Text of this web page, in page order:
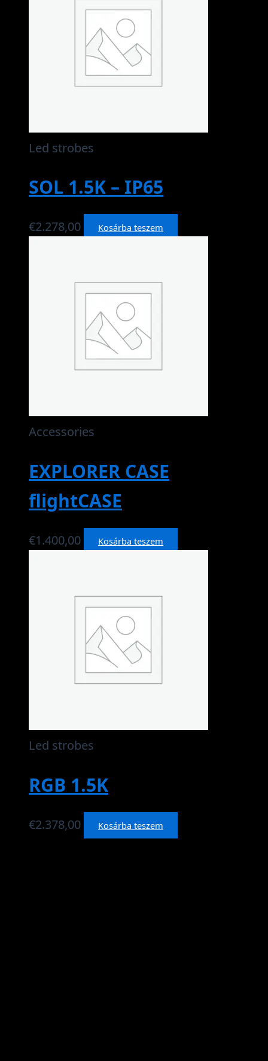
Led strobes
SOL 1.5K – IP65
€2.278,00 Kosárba teszem
Accessories
EXPLORER CASE
flightCASE
€1.400,00 Kosárba teszem
Led strobes
RGB 1.5K
€2.378,00 Kosárba teszem